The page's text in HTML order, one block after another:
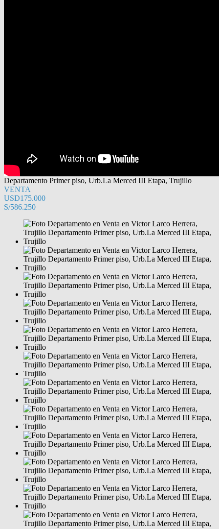
Departamento Primer piso, Urb.La Merced III Etapa, Trujillo
VENTA
USD175.000
S/586.250